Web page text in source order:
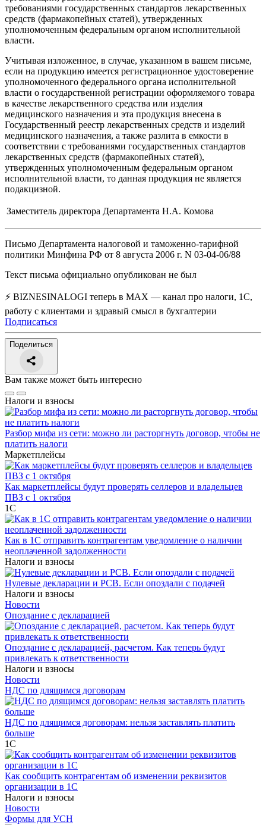
требованиями государственных стандартов лекарственных
средств (фармакопейных статей), утвержденных
уполномоченным федеральным органом исполнительной
власти.
Учитывая изложенное, в случае, указанном в вашем письме,
если на продукцию имеется регистрационное удостоверение
уполномоченного федерального органа исполнительной
власти о государственной регистрации оформляемого товара
в качестве лекарственного средства или изделия
медицинского назначения и эта продукция внесена в
Государственный реестр лекарственных средств и изделий
медицинского назначения, а также разлита в емкости в
соответствии с требованиями государственных стандартов
лекарственных средств (фармакопейных статей),
утвержденных уполномоченным федеральным органом
исполнительной власти, то данная продукция не является
подакцизной.
Заместитель директора Департамента Н.А. Комова
Письмо Департамента налоговой и таможенно-тарифной
политики Минфина РФ от 8 августа 2006 г. N 03-04-06/88
Текст письма официально опубликован не был
⚡ BIZNESINALOGI теперь в MAX — канал про налоги, 1С,
работу с клиентами и здравый смысл в бухгалтерии
Подписаться
Поделиться
Вам также может быть интересно
Налоги и взносы
Разбор мифа из сети: можно ли расторгнуть договор, чтобы не
платить налоги
Маркетплейсы
Как маркетплейсы будут проверять селлеров и владельцев
ПВЗ с 1 октября
1С
Как в 1С отправить контрагентам уведомление о наличии
неоплаченной задолженности
Налоги и взносы
Нулевые декларации и РСВ. Если опоздали с подачей
Налоги и взносы
Новости
Опоздание с декларацией
Опоздание с декларацией, расчетом. Как теперь будут
привлекать к ответственности
Налоги и взносы
Новости
НДС по длящимся договорам
НДС по длящимся договорам: нельзя заставлять платить
больше
1С
Как сообщить контрагентам об изменении реквизитов
организации в 1C
Налоги и взносы
Новости
Формы для УСН